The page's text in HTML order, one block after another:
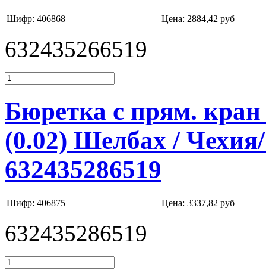
Шифр: 406868 Цена: 2884,42 руб
632435266519
Бюретка с прям.
(0.02) Шелбах /
632435286519
Шифр: 406875 Цена: 3337,82 руб
632435286519